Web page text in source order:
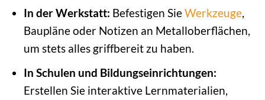
In der Werkstatt: Befestigen SieWerkzeuge,
Baupläne oder Notizen an Metalloberflächen,
um stets alles griffbereit zu haben.
In Schulen und Bildungseinrichtungen:
Erstellen Sie interaktive Lernmaterialien,